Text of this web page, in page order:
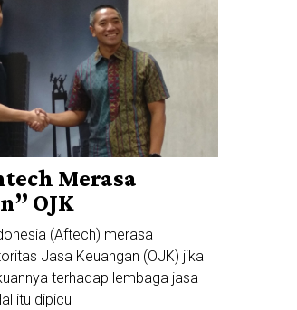
Merasa
OJK
(Aftech) merasa
Jasa Keuangan (OJK) jika
terhadap lembaga jasa
itu dipicu